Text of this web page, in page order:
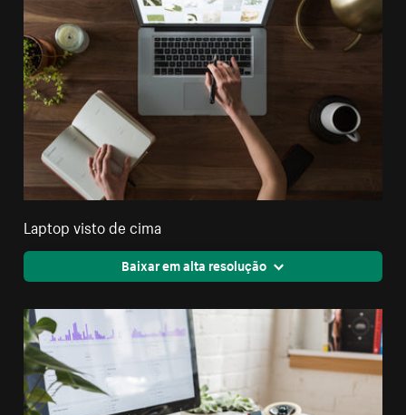
Laptop visto de cima
Baixar em alta resolução